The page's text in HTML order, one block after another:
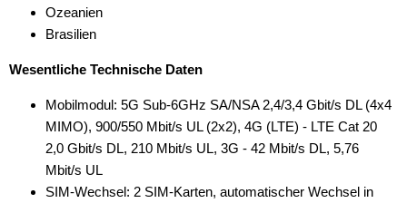
Ozeanien
Brasilien
Wesentliche Technische Daten
Mobilmodul: 5G Sub-6GHz SA/NSA 2,4/3,4 Gbit/s DL (4x4
MIMO), 900/550 Mbit/s UL (2x2), 4G (LTE) - LTE Cat 20
2,0 Gbit/s DL, 210 Mbit/s UL, 3G - 42 Mbit/s DL, 5,76
Mbit/s UL
SIM-Wechsel: 2 SIM-Karten, automatischer Wechsel in